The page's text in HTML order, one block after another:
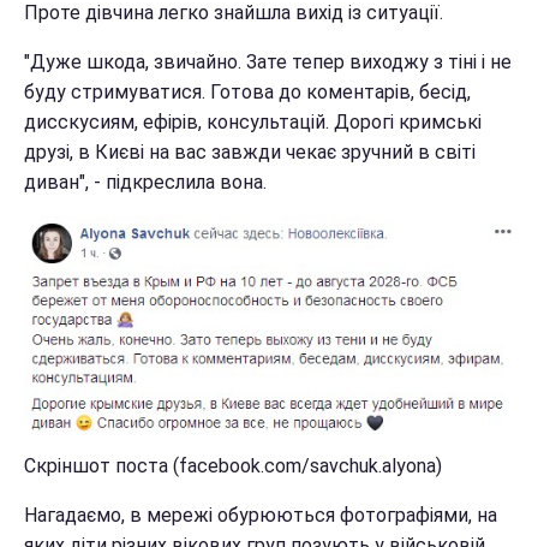
Проте дівчина легко знайшла вихід із ситуації.
"Дуже шкода, звичайно. Зате тепер виходжу з тіні і не
буду стримуватися. Готова до коментарів, бесід,
дисскусиям, ефірів, консультацій. Дорогі кримські
друзі, в Києві на вас завжди чекає зручний в світі
диван", - підкреслила вона.
Скріншот поста (facebook.com/savchuk.alyona)
Нагадаємо, в мережі обурюються фотографіями, на